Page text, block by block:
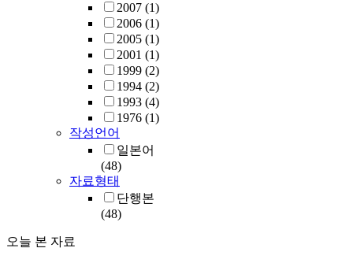
2007 (1)
2006 (1)
2005 (1)
2001 (1)
1999 (2)
1994 (2)
1993 (4)
1976 (1)
작성언어
일본어
(48)
자료형태
단행본
(48)
오늘 본 자료